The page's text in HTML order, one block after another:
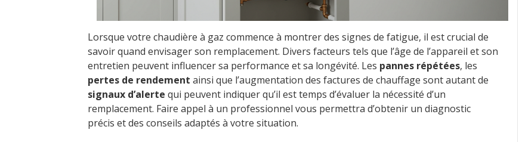
Lorsque votre chaudière à gaz commence à montrer des signes de fatigue, il est crucial de
savoir quand envisager son remplacement. Divers facteurs tels que l’âge de l’appareil et son
entretien peuvent influencer sa performance et sa longévité. Les pannes répétées, les
pertes de rendement ainsi que l’augmentation des factures de chauffage sont autant de
signaux d’alerte qui peuvent indiquer qu’il est temps d’évaluer la nécessité d’un
remplacement. Faire appel à un professionnel vous permettra d’obtenir un diagnostic
précis et des conseils adaptés à votre situation.